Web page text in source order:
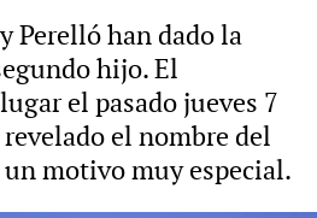
Perelló han dado la
hijo. El
el pasado jueves 7
el nombre del
un motivo muy especial.